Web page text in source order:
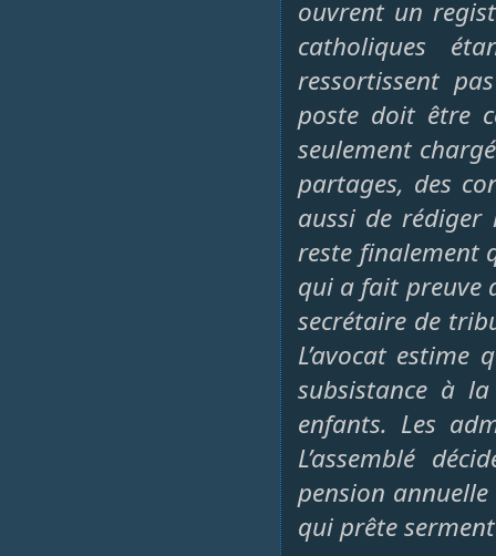
ouvrent un
catholiques
ressortissent
poste doit être
seulement
partages, des
aussi de rédiger
reste finalement
qui a fait preuve
secrétaire de
L’avocat
subsistance à
enfants. Les
L’assemblé
pension
qui prête